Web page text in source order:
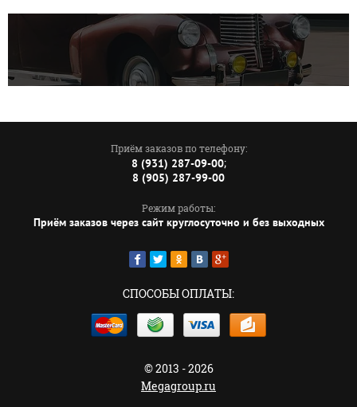
Приём заказов по телефону:
8 (931) 287-09-00;
8 (905) 287-99-00
Режим работы:
Приём заказов через сайт круглосуточно и без выходных
СПОСОБЫ ОПЛАТЫ:
© 2013 - 2026
Megagroup.ru